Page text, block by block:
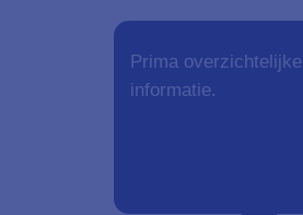
Prima overzichtelijke
informatie.